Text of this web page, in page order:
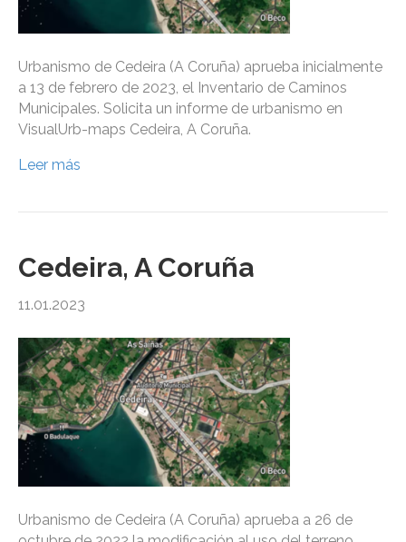
Urbanismo de Cedeira (A Coruña) aprueba inicialmente
a 13 de febrero de 2023, el Inventario de Caminos
Municipales. Solicita un informe de urbanismo en
VisualUrb-maps Cedeira, A Coruña.
Leer más
Cedeira, A Coruña
11.01.2023
Urbanismo de Cedeira (A Coruña) aprueba a 26 de